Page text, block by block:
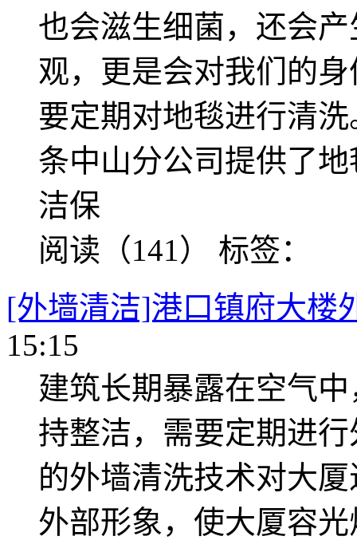
也会滋生细菌，还会
观，更是会对我们的
要定期对地毯进行清洗
条中山分公司提供了
洁保
阅读（141） 标签：
[外墙清洁]港口镇府大楼
15:15
建筑长期暴露在空气
持整洁，需要定期进
的外墙清洗技术对大
外部形象，使大厦容